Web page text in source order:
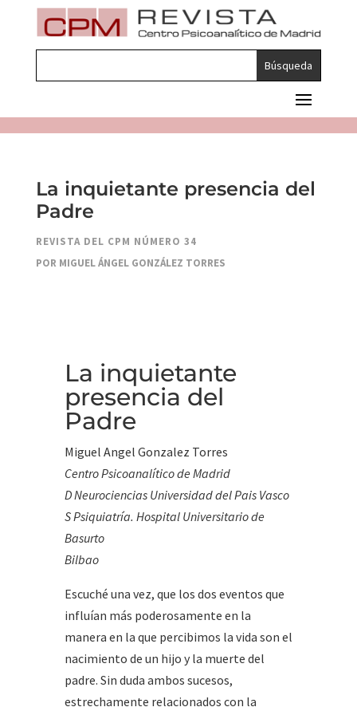
La inquietante presencia del
Padre
REVISTA DEL CPM NÚMERO 34
POR MIGUEL ÁNGEL GONZÁLEZ TORRES
La inquietante
presencia del
Padre
Miguel Angel Gonzalez Torres
Centro Psicoanalítico de Madrid
D Neurociencias Universidad del Pais Vasco
S Psiquiatría. Hospital Universitario de
Basurto
Bilbao
Escuché una vez, que los dos eventos que
influían más poderosamente en la
manera en la que percibimos la vida son el
nacimiento de un hijo y la muerte del
padre. Sin duda ambos sucesos,
estrechamente relacionados con la